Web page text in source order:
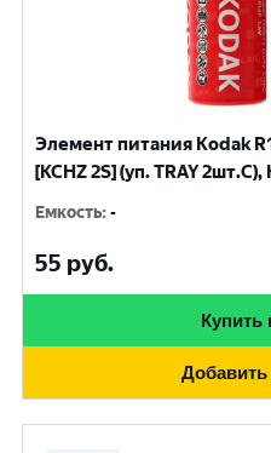
Элемент питания Kodak
[KCHZ 2S] (уп. TRAY
Емкость:-
55 руб.
Купить
Добавить